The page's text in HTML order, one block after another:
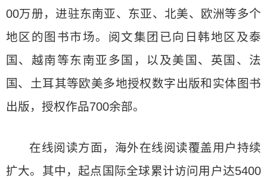
00万册，进驻东南亚、东亚、北美、欧洲等多个
地区的图书市场。阅文集团已向日韩地区及泰
国、越南等东南亚多国，以及美国、英国、法
国、土耳其等欧美多地授权数字出版和实体图书
出版，授权作品700余部。
在线阅读方面，海外在线阅读覆盖用户持续
扩大。其中，起点国际全球累计访问用户达5400